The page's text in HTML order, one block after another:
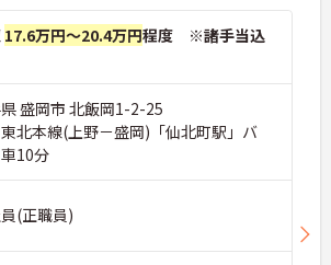
17.6万円～20.4万円程度 ※諸手当込
盛岡市 北飯岡1-2-25
東北本線(上野－盛岡)「仙北町駅」バ
10分
(正職員)